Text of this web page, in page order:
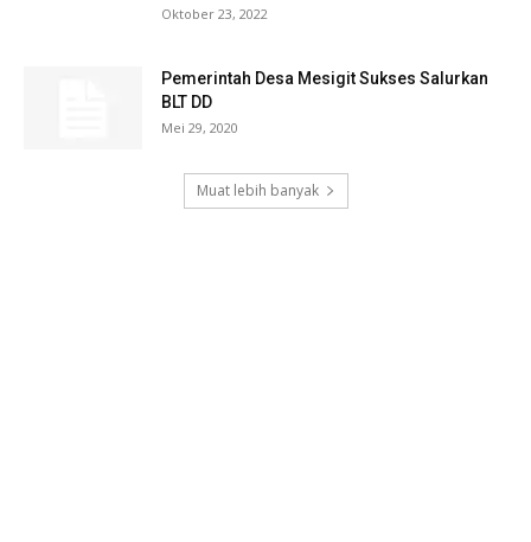
Oktober 23, 2022
Pemerintah Desa Mesigit Sukses Salurkan
BLT DD
Mei 29, 2020
Muat lebih banyak